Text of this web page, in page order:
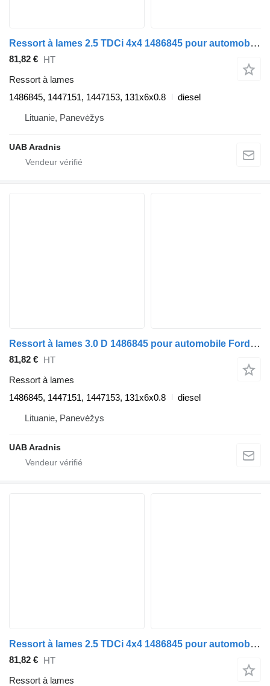
Ressort à lames 2.5 TDCi 4x4 1486845 pour automobile Ford RANGER (ET)
81,82 € HT
Ressort à lames
1486845, 1447151, 1447153, 131x6x0.8
diesel
Lituanie, Panevėžys
UAB Aradnis
Ressort à lames 3.0 D 1486845 pour automobile Ford RANGER (ET)
81,82 € HT
Ressort à lames
1486845, 1447151, 1447153, 131x6x0.8
diesel
Lituanie, Panevėžys
UAB Aradnis
Ressort à lames 2.5 TDCi 4x4 1486845 pour automobile Ford RANGER (ET)
81,82 € HT
Ressort à lames